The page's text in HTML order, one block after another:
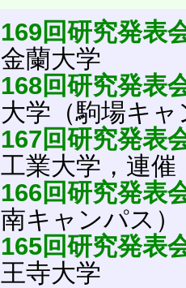
169回研究発表
金蘭大学
168回研究発表
大学（駒場キ
167回研究発表
工業大学，連
166回研究発表
南キャンパス）
165回研究発表
王寺大学